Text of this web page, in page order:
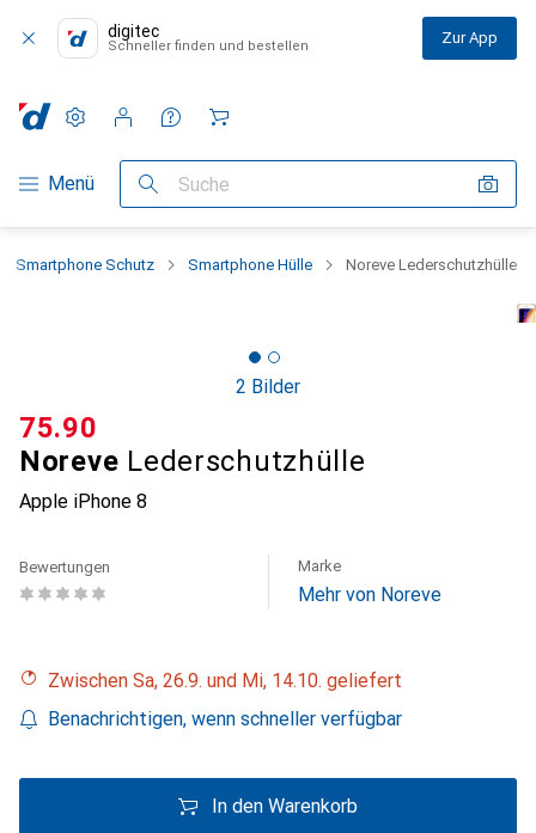
digitec
Schneller finden und bestellen Zur App
Navigation nach Kategorien
Menü Suche
Einstellungen
Kundenkonto
Vergleichslisten
Merklisten
Warenkorb
Smartphone Schutz Smartphone Hülle Noreve Lederschutzhülle
2 Bilder
Noreve Lederschutzhülle
Apple iPhone 8
CHF
75.90
Bewertungen Marke
Mehr von Noreve
Zwischen Sa, 26.9. und Mi, 14.10. geliefert
Benachrichtigen, wenn schneller verfügbar
In den Warenkorb